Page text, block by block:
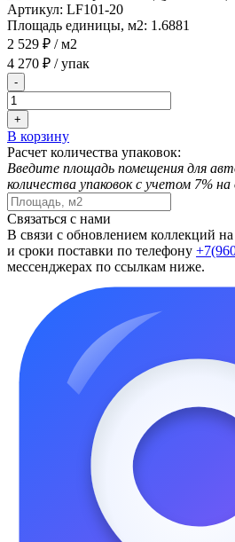
Артикул: LF101-20
Площадь единицы, м2: 1.6881
2 529 ₽ / м2
4 270 ₽ / упак
-
+
В корзину
Расчет количества упаковок:
Введите площадь помещения для
количества упаковок с учетом 7%
Связаться с нами
В связи с обновлением коллекций
и сроки поставки по телефону
мессенджерах по ссылкам ниже.